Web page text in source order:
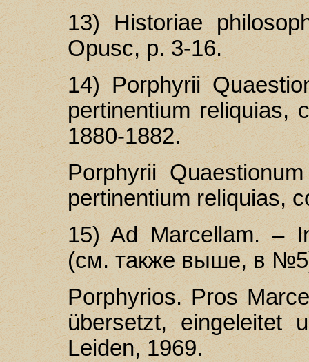
13) Historiae
Opusc, p. 3-16.
14) Porphyrii
pertinentium reliquias,
1880-1882.
Porphyrii
pertinentium reliquias,
15) Ad Marcellam. –
(см. также выше, в
Porphyrios. Pros
übersetzt, eingeleitet
Leiden, 1969.